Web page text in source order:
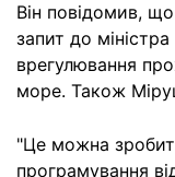
Він повідомив,
запит до
врегулювання
море. Також
"Це можна
програмування